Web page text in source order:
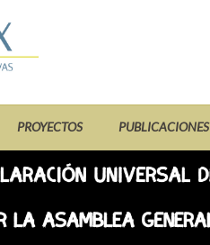
PROYECTOS PUBLICACIONES